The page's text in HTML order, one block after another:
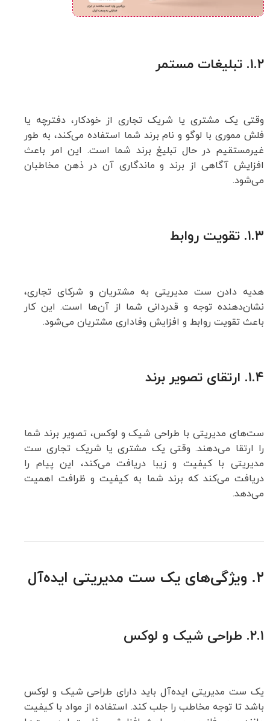
۱.۲. تبلیغات مستمر
وقتی یک مشتری یا شریک تجاری از خودکار، دفترچه یا
فلش مموری با لوگو و نام برند شما استفاده می‌کند، به طور
غیرمستقیم در حال تبلیغ برند شما است. این امر باعث
افزایش آگاهی از برند و ماندگاری آن در ذهن مخاطبان
می‌شود.
۱.۳. تقویت روابط
هدیه دادن ست مدیریتی به مشتریان و شرکای تجاری،
نشان‌دهنده توجه و قدردانی شما از آن‌ها است. این کار
باعث تقویت روابط و افزایش وفاداری مشتریان می‌شود.
۱.۴. ارتقای تصویر برند
ست‌های مدیریتی با طراحی شیک و لوکس، تصویر برند شما
را ارتقا می‌دهند. وقتی یک مشتری یا شریک تجاری ست
مدیریتی با کیفیت و زیبا دریافت می‌کند، این پیام را
دریافت می‌کند که برند شما به کیفیت و ظرافت اهمیت
می‌دهد.
۲. ویژگی‌های یک ست مدیریتی ایده‌آل
۲.۱. طراحی شیک و لوکس
یک ست مدیریتی ایده‌آل باید دارای طراحی شیک و لوکس
باشد تا توجه مخاطب را جلب کند. استفاده از مواد با کیفیت